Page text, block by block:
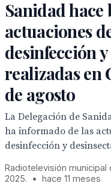
Sanidad hace
actuaciones
desinfección
realizadas en
de agosto
La Delegación de
ha informado de las
desinfección y
Radiotelevisión
2025.
• hace 11 meses